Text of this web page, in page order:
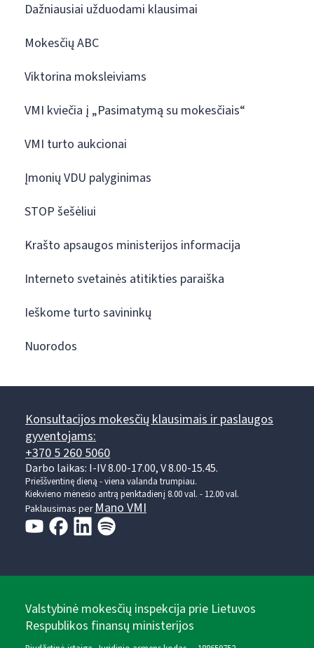
Dažniausiai užduodami klausimai
Mokesčių ABC
Viktorina moksleiviams
VMI kviečia į „Pasimatymą su mokesčiais“
VMI turto aukcionai
Įmonių VDU palyginimas
STOP šešėliui
Krašto apsaugos ministerijos informacija
Interneto svetainės atitikties paraiška
Ieškome turto savininkų
Nuorodos
Konsultacijos mokesčių klausimais ir paslaugos
gyventojams:
+370 5 260 5060
Darbo laikas: I-IV 8.00-17.00, V 8.00-15.45.
Prieššventinę dieną - viena valanda trumpiau.
Kiekvieno mėnesio antrą penktadienį 8.00 val. - 12.00 val.
Paklausimas perMano VMI
Valstybinė mokesčių inspekcija prie Lietuvos
Respublikos finansų ministerijos